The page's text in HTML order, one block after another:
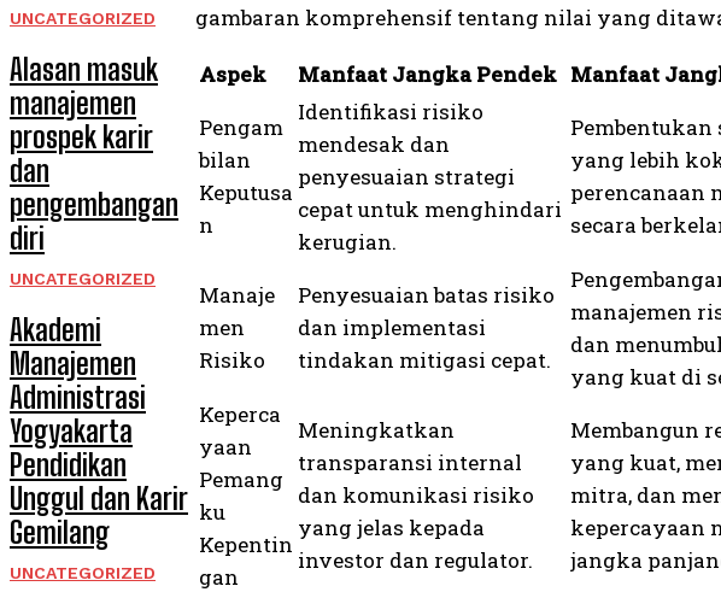
UNCATEGORIZED
Alasan masuk
manajemen
prospek karir
dan
pengembangan
diri
UNCATEGORIZED
Akademi
Manajemen
Administrasi
Yogyakarta
Pendidikan
Unggul dan Karir
Gemilang
UNCATEGORIZED
gambaran komprehensif tentang nilai yang
Aspek Manfaat Jangka Pendek Manfaat
Pengam
bilan
Keputusa
n
Identifikasi risiko
mendesak dan
penyesuaian strategi
cepat untuk menghindari
kerugian.
yang lebih
perencanaan
secara
Manaje
men
Risiko
Penyesuaian batas risiko
dan implementasi
tindakan mitigasi cepat.
manajemen
dan
yang kuat di
Keperca
yaan
Pemang
ku
Kepentin
gan
Meningkatkan
transparansi internal
dan komunikasi risiko
yang jelas kepada
investor dan regulator.
Membangun
yang kuat,
mitra, dan
kepercayaan
jangka